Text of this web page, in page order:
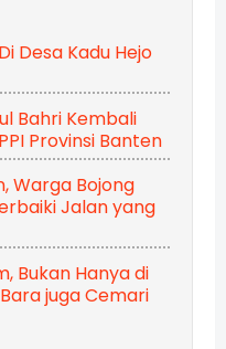
Desa Kadu Hejo
Bahri Kembali
Provinsi Banten
Warga Bojong
Jalan yang
Bukan Hanya di
juga Cemari